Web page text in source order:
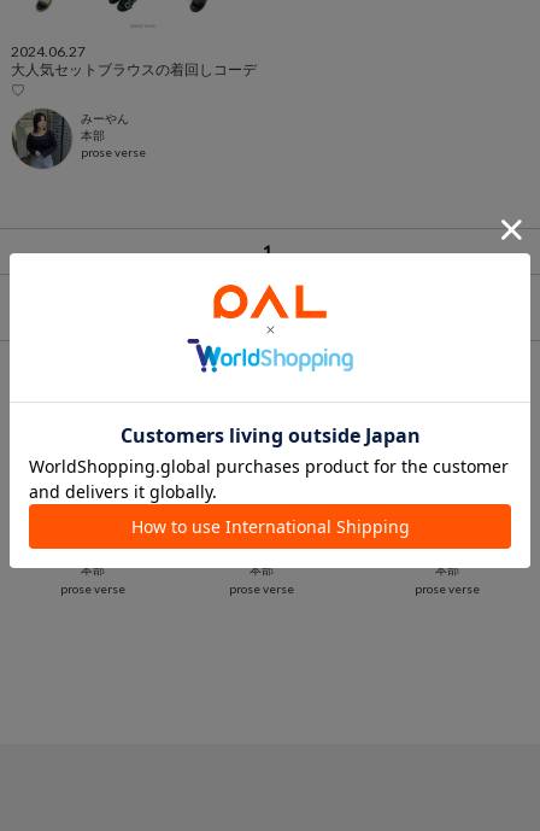
2024.06.27
大人気セットブラウスの着回しコーデ
♡
みーやん
本部
prose verse
1
ランキング
ももぞう
本部
prose verse
2
さーぽん
本部
prose verse
mio
本部
prose verse